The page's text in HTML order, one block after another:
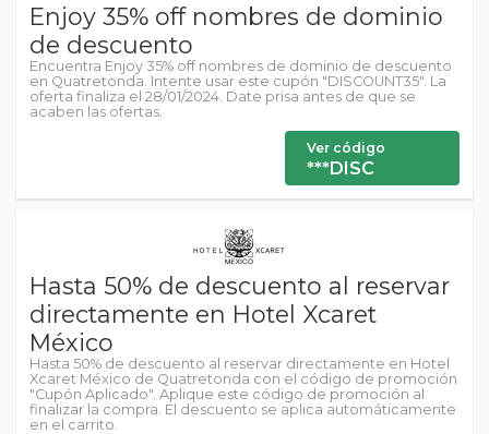
Enjoy 35% off nombres de dominio
de descuento
Encuentra Enjoy 35% off nombres de dominio de descuento
en Quatretonda. Intente usar este cupón "DISCOUNT35". La
oferta finaliza el 28/01/2024. Date prisa antes de que se
acaben las ofertas.
Ver código
***DISC
Hasta 50% de descuento al reservar
directamente en Hotel Xcaret
México
Hasta 50% de descuento al reservar directamente en Hotel
Xcaret México de Quatretonda con el código de promoción
"Cupón Aplicado". Aplique este código de promoción al
finalizar la compra. El descuento se aplica automáticamente
en el carrito.